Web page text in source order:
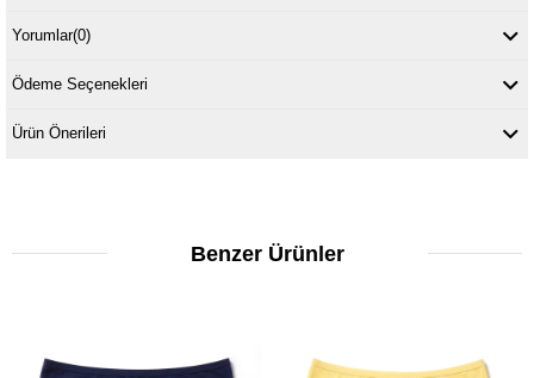
Yorumlar(0)
Ödeme Seçenekleri
Ürün Önerileri
Benzer Ürünler